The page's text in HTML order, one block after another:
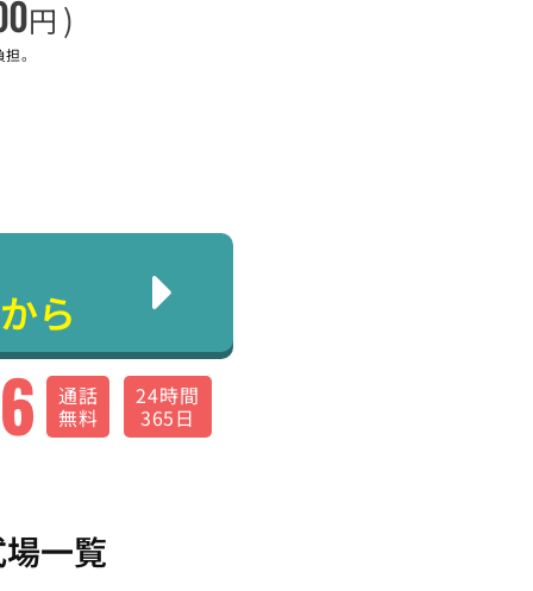
円 )
。
ら
通話
無料
24時間
365日
一覧